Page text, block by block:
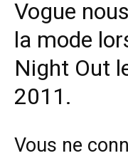
Vogue
la mode
Night Out
2011.
Vous ne